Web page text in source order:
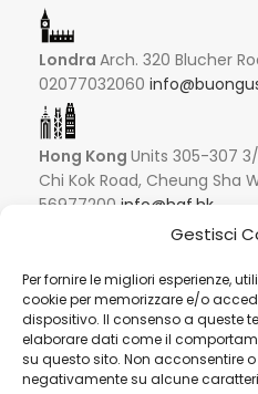
Gestisci
Per fornire le migliori esperienze,
cookie per memorizzare e/o
dispositivo. Il consenso a queste
elaborare dati come il
su questo sito. Non acconsentire
negativamente su alcune
Londra Arch. 320 Blucher
02077032060
Hong Kong Units 305-307
Chi Kok Road, Cheung Sha
56977200 info@hqf.hk
Singapore
16 Raffles Quay #33-03
Hong Leong Building
048581 – Singapore
+852 9019 2998